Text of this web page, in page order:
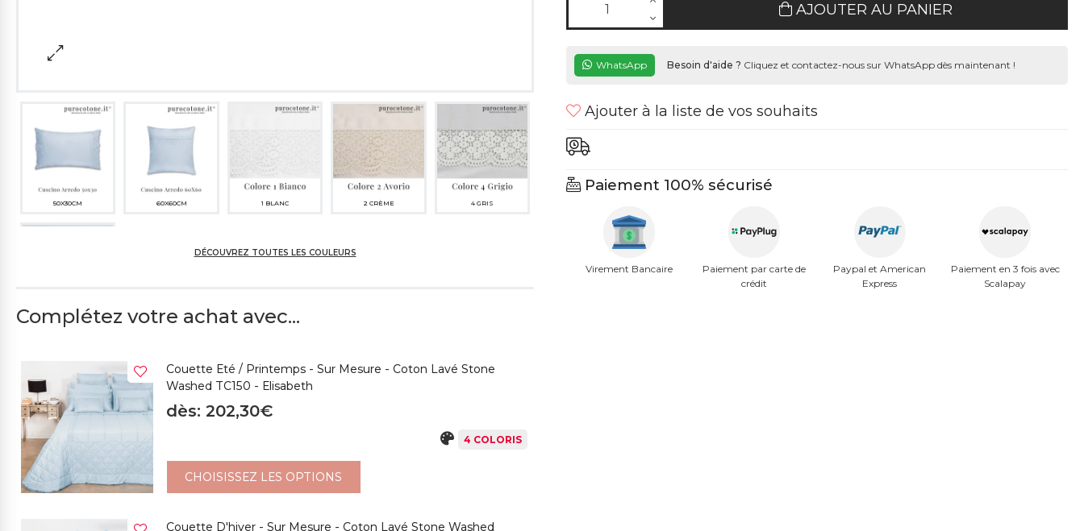
50X30CM 60X60CM 1 BLANC 2 CRÈME 4 GRIS
5 CÉLESTE
DÉCOUVREZ TOUTES LES COULEURS
Complétez votre achat avec...
Couette Eté / Printemps - Sur Mesure - Coton Lavé Stone
Washed TC150 - Elisabeth
dès: 202,30€
4 COLORIS
CHOISISSEZ LES OPTIONS
Couette D'hiver - Sur Mesure - Coton Lavé Stone Washed
AJOUTER AU PANIER
WhatsApp Besoin d'aide ? Cliquez et contactez-nous sur WhatsApp dès maintenant !
Ajouter à la liste de vos souhaits
Paiement 100% sécurisé
Virement Bancaire
Paiement par carte de
crédit
Paypal et American
Express
Paiement en 3 fois avec
Scalapay